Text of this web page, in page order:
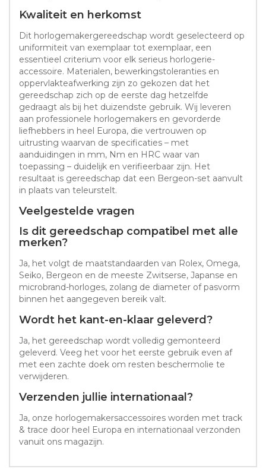
Kwaliteit en herkomst
Dit horlogemakergereedschap wordt geselecteerd op
uniformiteit van exemplaar tot exemplaar, een
essentieel criterium voor elk serieus horlogerie-
accessoire. Materialen, bewerkingstoleranties en
oppervlakteafwerking zijn zo gekozen dat het
gereedschap zich op de eerste dag hetzelfde
gedraagt als bij het duizendste gebruik. Wij leveren
aan professionele horlogemakers en gevorderde
liefhebbers in heel Europa, die vertrouwen op
uitrusting waarvan de specificaties – met
aanduidingen in mm, Nm en HRC waar van
toepassing – duidelijk en verifieerbaar zijn. Het
resultaat is gereedschap dat een Bergeon-set aanvult
in plaats van teleurstelt.
Veelgestelde vragen
Is dit gereedschap compatibel met alle
merken?
Ja, het volgt de maatstandaarden van Rolex, Omega,
Seiko, Bergeon en de meeste Zwitserse, Japanse en
microbrand-horloges, zolang de diameter of pasvorm
binnen het aangegeven bereik valt.
Wordt het kant-en-klaar geleverd?
Ja, het gereedschap wordt volledig gemonteerd
geleverd. Veeg het voor het eerste gebruik even af
met een zachte doek om resten beschermolie te
verwijderen.
Verzenden jullie internationaal?
Ja, onze horlogemakersaccessoires worden met track
& trace door heel Europa en internationaal verzonden
vanuit ons magazijn.